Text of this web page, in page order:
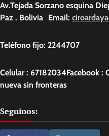
Av.Tejada Sorzano esquina
Paz . Bolivia Email:
Teléfono fijo: 2244707
Celular : 67182034Facebook
nueva sin fronteras
Seguinos: